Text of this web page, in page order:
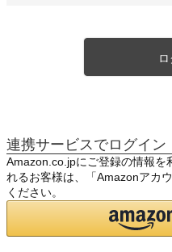
連携サービスでログイン
Amazon.co.jpにご登録の情報を
れるお客様は、「Amazonアカ
ください。